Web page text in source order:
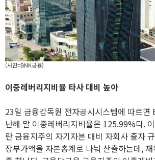
(사진=BNK금융)
이중레버리지비율 타사 대비 높아
23일 금융감독원 전자공시시스템에 따르면
난해 말 이중레버리지비율은 125.99%다.
란 금융지주의 자기자본 대비 자회사 출자
장부가액을 자본총계로 나눠 산출하는데,